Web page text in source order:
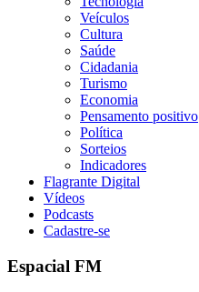
Veículos
Cultura
Saúde
Cidadania
Turismo
Economia
Pensamento positivo
Política
Sorteios
Indicadores
Flagrante Digital
Vídeos
Podcasts
Cadastre-se
Espacial FM